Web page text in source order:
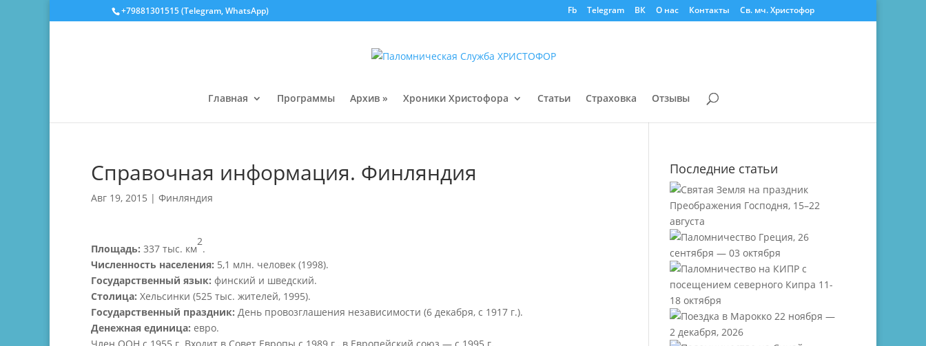
‎+79881301515 (Telegram, WhatsApp) Fb Telegram ВК О нас Контакты Св. мч. Христофор
Главная Программы Архив » Хроники Христофора Статьи Страховка Отзывы
Справочная информация. Финляндия
Авг 19, 2015 | Финляндия
Площадь: 337 тыс. км
2
.
Численность населения: 5,1 млн. человек (1998).
Государственный язык: финский и шведский.
Столица: Хельсинки (525 тыс. жителей, 1995).
Государственный праздник: День провозглашения независимости (6 декабря, с 1917 г.).
Денежная единица: евро.
Последние статьи